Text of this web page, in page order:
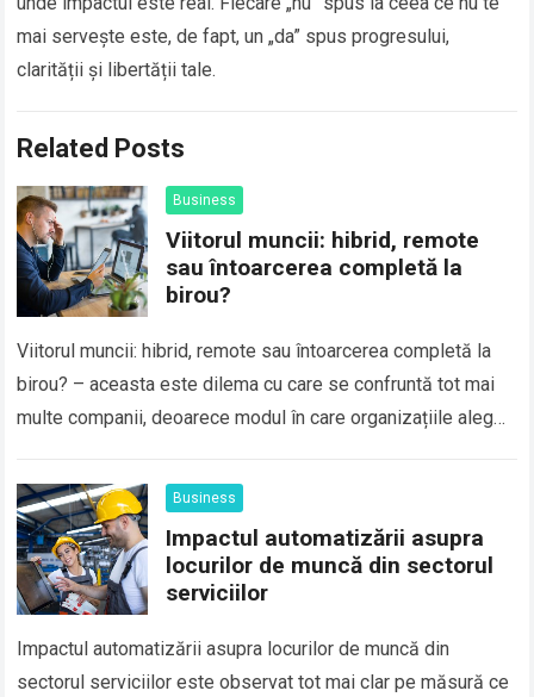
mai servește este, de fapt, un „da” spus progresului,
clarității și libertății tale.
Related Posts
Business
Viitorul muncii: hibrid, remote
sau întoarcerea completă la
birou?
Viitorul muncii: hibrid, remote sau întoarcerea completă la
birou? – aceasta este dilema cu care se confruntă tot mai
multe companii, deoarece modul în care organizațiile aleg
Business
Impactul automatizării asupra
locurilor de muncă din sectorul
serviciilor
Impactul automatizării asupra locurilor de muncă din
sectorul serviciilor este observat tot mai clar pe măsură ce